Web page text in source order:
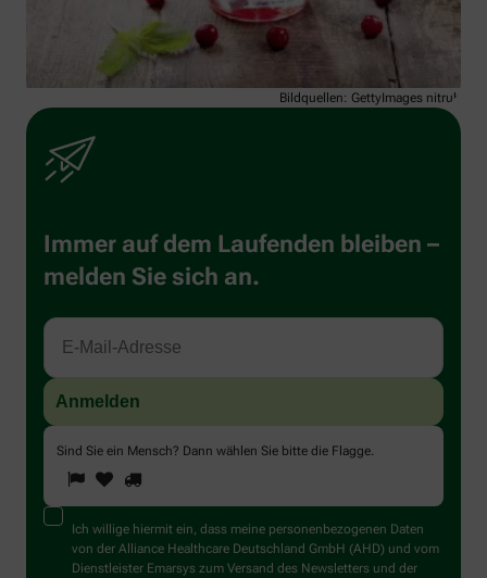
Bildquellen: GettyImages nitrub
Immer auf dem Laufenden bleiben –
melden Sie sich an.
Sind Sie ein Mensch? Dann wählen Sie bitte die Flagge.
Sind
Sie
ein
Mensch?
Dann
wählen
1 2
Ich willige hiermit ein, dass meine personenbezogenen Daten
von der Alliance Healthcare Deutschland GmbH (AHD) und vom
Dienstleister Emarsys zum Versand des Newsletters und der